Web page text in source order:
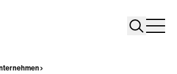
Search